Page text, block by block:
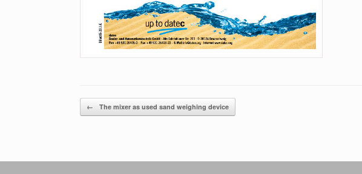
Beitragsnavigation
← The mixer as used sand weighing device